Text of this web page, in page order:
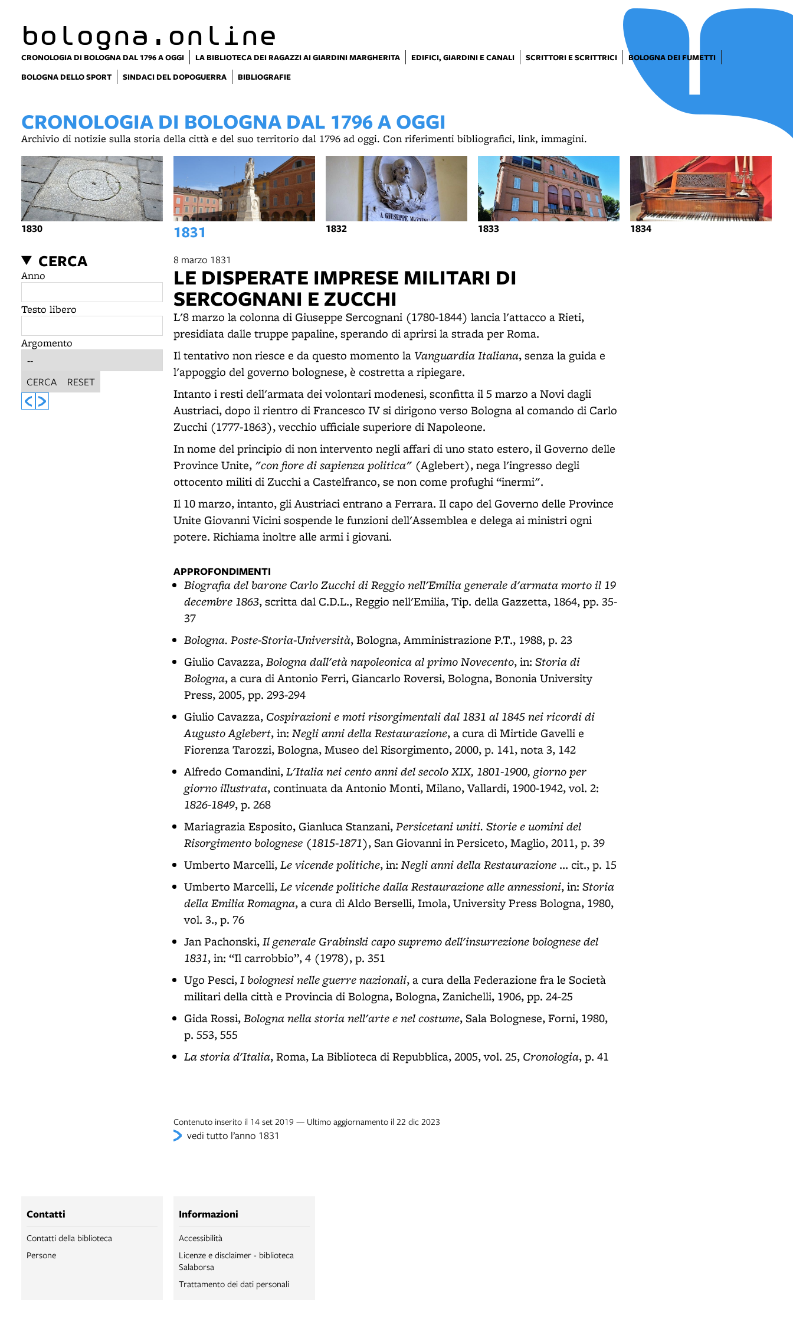
bologna.online
CRONOLOGIA DI BOLOGNA DAL 1796 A OGGI LA BIBLIOTECA DEI RAGAZZI AI GIARDINI MARGHERITA EDIFICI, GIARDINI E CANALI SCRITTORI E SCRITTRICI
BOLOGNA DEI FUMETTI
BOLOGNA DELLO SPORT
SINDACI DEL DOPOGUERRA BIBLIOGRAFIE
CRONOLOGIA DI BOLOGNA DAL 1796 A OGGI
Archivio di notizie sulla storia della città e del suo territorio dal 1796 ad oggi. Con riferimenti bibliografici, link, immagini.
1830 1831 1832 1833 1834
CERCA
Anno
Testo libero
Argomento
CERCA RESET
8 marzo 1831
LE DISPERATE IMPRESE MILITARI DI
SERCOGNANI E ZUCCHI
L'8 marzo la colonna di Giuseppe Sercognani (1780-1844) lancia l'attacco a Rieti,
presidiata dalle truppe papaline, sperando di aprirsi la strada per Roma.
Il tentativo non riesce e da questo momento la Vanguardia Italiana, senza la guida e
l'appoggio del governo bolognese, è costretta a ripiegare.
Intanto i resti dell'armata dei volontari modenesi, sconfitta il 5 marzo a Novi dagli
Austriaci, dopo il rientro di Francesco IV si dirigono verso Bologna al comando di Carlo
Zucchi (1777-1863), vecchio ufficiale superiore di Napoleone.
In nome del principio di non intervento negli affari di uno stato estero, il Governo delle
Province Unite, "con fiore di sapienza politica" (Aglebert), nega l'ingresso degli
ottocento militi di Zucchi a Castelfranco, se non come profughi “inermi".
Il 10 marzo, intanto, gli Austriaci entrano a Ferrara. Il capo del Governo delle Province
Unite Giovanni Vicini sospende le funzioni dell'Assemblea e delega ai ministri ogni
potere. Richiama inoltre alle armi i giovani.
APPROFONDIMENTI
Biografia del barone Carlo Zucchi di Reggio nell'Emilia generale d'armata morto il 19
decembre 1863, scritta dal C.D.L., Reggio nell'Emilia, Tip. della Gazzetta, 1864, pp. 35-
37
Bologna. Poste-Storia-Università, Bologna, Amministrazione P.T., 1988, p. 23
Giulio Cavazza,Bologna dall'età napoleonica al primo Novecento, in: Storia di
Bologna, a cura di Antonio Ferri, Giancarlo Roversi, Bologna, Bononia University
Press, 2005, pp. 293-294
Giulio Cavazza, Cospirazioni e moti risorgimentali dal 1831 al 1845 nei ricordi di
Augusto Aglebert, in: Negli anni della Restaurazione, a cura di Mirtide Gavelli e
Fiorenza Tarozzi, Bologna, Museo del Risorgimento, 2000, p. 141, nota 3, 142
Alfredo Comandini,L'Italia nei cento anni del secolo XIX, 1801-1900, giorno per
giorno illustrata, continuata da Antonio Monti, Milano, Vallardi, 1900-1942, vol. 2:
1826-1849, p. 268
Mariagrazia Esposito, Gianluca Stanzani,Persicetani uniti. Storie e uomini del
Risorgimento bolognese (1815-1871), San Giovanni in Persiceto, Maglio, 2011, p. 39
Umberto Marcelli,Le vicende politiche, in: Negli anni della Restaurazione ... cit., p. 15
Umberto Marcelli,Le vicende politiche dalla Restaurazione alle annessioni, in: Storia
della Emilia Romagna, a cura di Aldo Berselli, Imola, University Press Bologna, 1980,
vol. 3., p. 76
Jan Pachonski,Il generale Grabinski capo supremo dell'insurrezione bolognese del
1831, in: “Il carrobbio”, 4 (1978), p. 351
Ugo Pesci,I bolognesi nelle guerre nazionali, a cura della Federazione fra le Società
militari della città e Provincia di Bologna, Bologna, Zanichelli, 1906, pp. 24-25
Gida Rossi,Bologna nella storia nell'arte e nel costume, Sala Bolognese, Forni, 1980,
p. 553, 555
La storia d'Italia, Roma, La Biblioteca di Repubblica, 2005, vol. 25, Cronologia, p. 41
Contenuto inserito il 14 set 2019 — Ultimo aggiornamento il 22 dic 2023
vedi tutto l’anno 1831
Contatti
Contatti della biblioteca
Persone
Informazioni
Accessibilità
Licenze e disclaimer - biblioteca
Salaborsa
Trattamento dei dati personali